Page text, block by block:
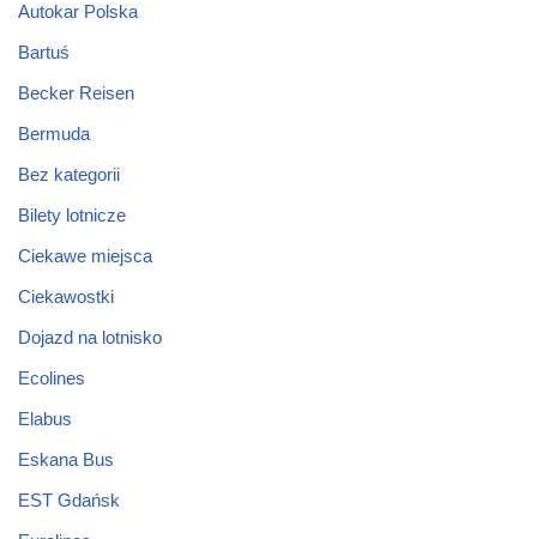
Autokar Polska
Bartuś
Becker Reisen
Bermuda
Bez kategorii
Bilety lotnicze
Ciekawe miejsca
Ciekawostki
Dojazd na lotnisko
Ecolines
Elabus
Eskana Bus
EST Gdańsk